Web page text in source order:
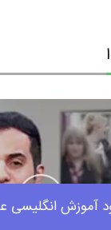
آموزش انگلیسی